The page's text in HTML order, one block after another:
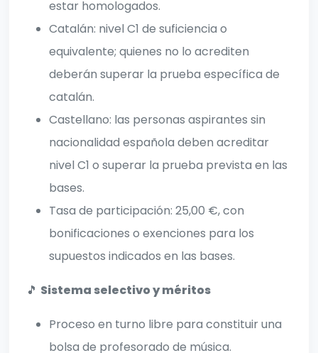
estar homologados.
Catalán: nivel C1 de suficiencia o
equivalente; quienes no lo acrediten
deberán superar la prueba específica de
catalán.
Castellano: las personas aspirantes sin
nacionalidad española deben acreditar
nivel C1 o superar la prueba prevista en las
bases.
Tasa de participación: 25,00 €, con
bonificaciones o exenciones para los
supuestos indicados en las bases.
🎵 Sistema selectivo y méritos
Proceso en turno libre para constituir una
bolsa de profesorado de música.